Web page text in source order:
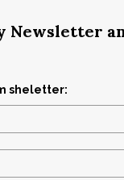
Newsletter
sheletter: